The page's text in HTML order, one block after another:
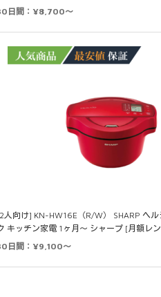
日間：¥8,700～
人向け] KN-HW16E（R/W） SHARP ヘル
キッチン家電 1ヶ月～ シャープ [月額レ
日間：¥9,100～